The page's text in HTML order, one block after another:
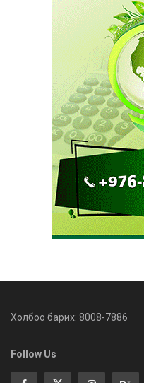
Холбоо барих: 8008-7886
Follow Us